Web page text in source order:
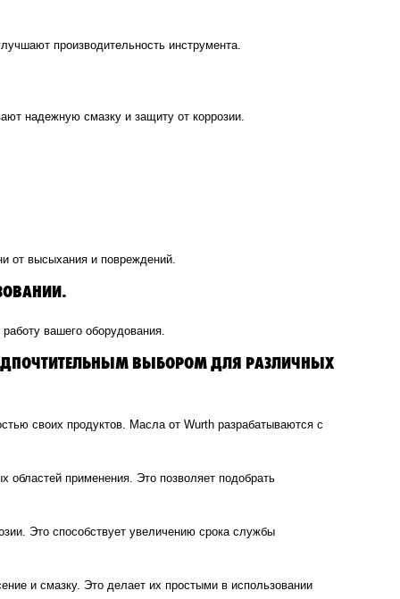
производительность инструмента.
надежную смазку и защиту от коррозии.
от высыхания и повреждений.
вашего оборудования.
ВЫБОРОМ ДЛЯ РАЗЛИЧНЫХ
своих продуктов. Масла от Wurth разрабатываются с
областей применения. Это позволяет подобрать
Это способствует увеличению срока службы
и смазку. Это делает их простыми в использовании